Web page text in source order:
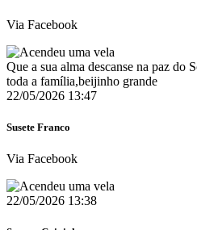
Via Facebook
Que a sua alma descanse na paz do
toda a família,beijinho grande
22/05/2026 13:47
Susete Franco
Via Facebook
22/05/2026 13:38